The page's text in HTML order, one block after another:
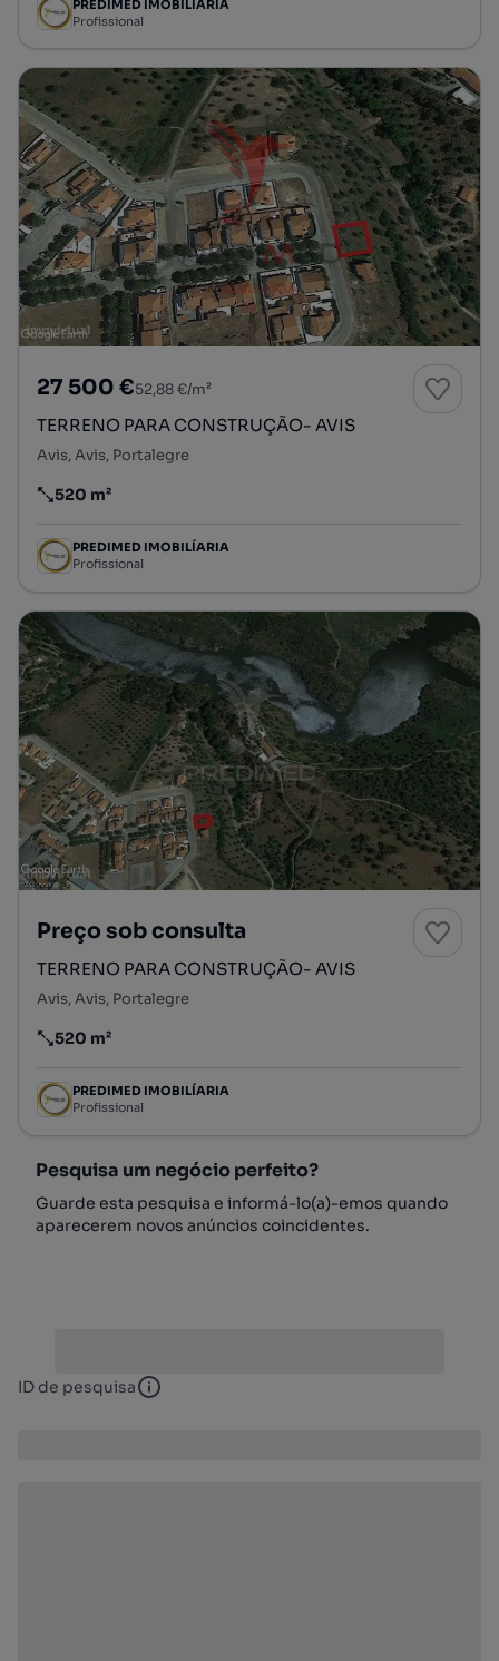
PREDIMED IMOBILÍARIA
Profissional
27 500 €52,88 €/m²
TERRENO PARA CONSTRUÇÃO- AVIS
Avis, Avis, Portalegre
Preço por metro quadrado
520 m²
PREDIMED IMOBILÍARIA
Profissional
Preço sob consulta
TERRENO PARA CONSTRUÇÃO- AVIS
Avis, Avis, Portalegre
Preço por metro quadrado
520 m²
PREDIMED IMOBILÍARIA
Profissional
Pesquisa um negócio perfeito?
Guarde esta pesquisa e informá-lo(a)-emos quando
aparecerem novos anúncios coincidentes.
ID de pesquisa ID de pesquisa